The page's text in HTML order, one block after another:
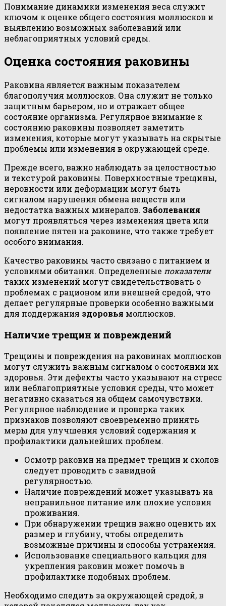
Понимание динамики изменения веса служит
ключом к оценке общего состояния моллюсков и
выявлению возможных заболеваний или
неблагоприятных условий среды.
Оценка состояния раковины
Раковина является важным показателем
благополучия моллюсков. Она служит не только
защитным барьером, но и отражает общее
состояние организма. Регулярное внимание к
состоянию раковины позволяет заметить
изменения, которые могут указывать на скрытые
проблемы или изменения в окружающей среде.
Прежде всего, важно наблюдать за целостностью
и текстурой раковины. Поверхностные трещины,
неровности или деформации могут быть
сигналом нарушения обмена веществ или
недостатка важных минералов. Заболевания
могут проявляться через изменения цвета или
появление пятен на раковине, что также требует
особого внимания.
Качество раковины часто связано с питанием и
условиями обитания. Определенные показатели
таких изменений могут свидетельствовать о
проблемах с рационом или внешней средой, что
делает регулярные проверки особенно важными
для поддержания здоровья моллюсков.
Наличие трещин и повреждений
Трещины и повреждения на раковинах моллюсков
могут служить важным сигналом о состоянии их
здоровья. Эти дефекты часто указывают на стресс
или неблагоприятные условия среды, что может
негативно сказаться на общем самочувствии.
Регулярное наблюдение и проверка таких
признаков позволяют своевременно принять
меры для улучшения условий содержания и
профилактики дальнейших проблем.
Осмотр раковин на предмет трещин и сколов
следует проводить с завидной
регулярностью.
Наличие повреждений может указывать на
неправильное питание или плохие условия
проживания.
При обнаружении трещин важно оценить их
размер и глубину, чтобы определить
возможные причины и способы устранения.
Использование специального кальция для
укрепления раковин может помочь в
профилактике подобных проблем.
Необходимо следить за окружающей средой, в